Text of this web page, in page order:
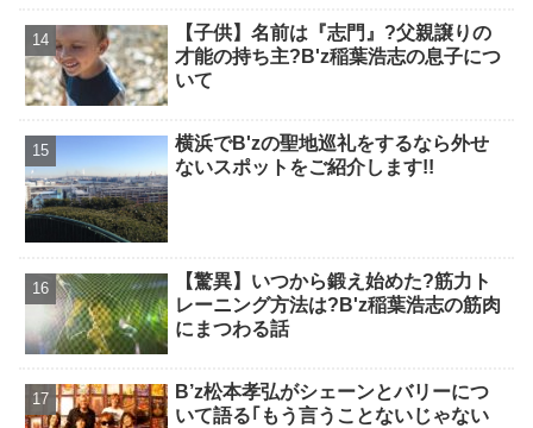
【子供】名前は『志門』?父親譲りの
才能の持ち主?B'z稲葉浩志の息子につ
いて
横浜でB'zの聖地巡礼をするなら外せ
ないスポットをご紹介します!!
【驚異】いつから鍛え始めた?筋力ト
レーニング方法は?B'z稲葉浩志の筋肉
にまつわる話
B’z松本孝弘がシェーンとバリーにつ
いて語る｢もう言うことないじゃない